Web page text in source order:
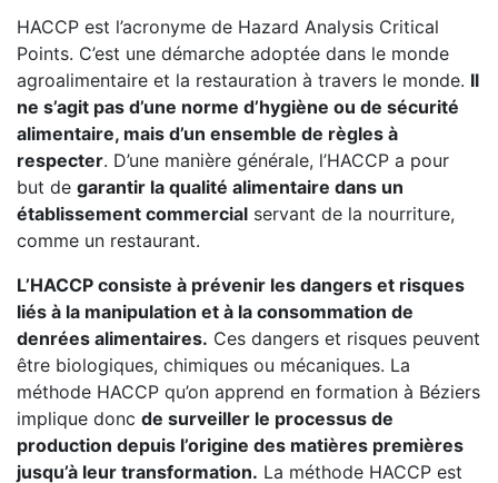
HACCP est l’acronyme de Hazard Analysis Critical
Points. C’est une démarche adoptée dans le monde
agroalimentaire et la restauration à travers le monde. Il
ne s’agit pas d’une norme d’hygiène ou de sécurité
alimentaire, mais d’un ensemble de règles à
respecter. D’une manière générale, l’HACCP a pour
but de garantir la qualité alimentaire dans un
établissement commercial servant de la nourriture,
comme un restaurant.
L’HACCP consiste à prévenir les dangers et risques
liés à la manipulation et à la consommation de
denrées alimentaires. Ces dangers et risques peuvent
être biologiques, chimiques ou mécaniques. La
méthode HACCP qu’on apprend en formation à Béziers
implique donc de surveiller le processus de
production depuis l’origine des matières premières
jusqu’à leur transformation. La méthode HACCP est